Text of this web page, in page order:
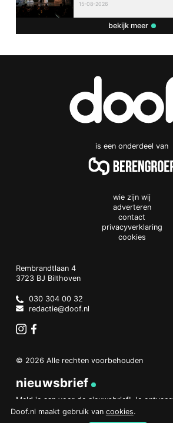
15-08-2026
bekijk meer
is een onderdeel van
wie zijn wij
adverteren
contact
privacyverklaring
cookies
Doof.nl
work
Rembrandtlaan 4
3723 BJ Bilthoven
Netherlands
030 304 00 32
redactie@doof.nl
© 2026 Alle rechten voorbehouden
nieuwsbrief
Meld je aan voor de nieuwsbrief! Je
een overzicht van het belangrijkste nieuws.
Doof.nl maakt gebruik van cookies.